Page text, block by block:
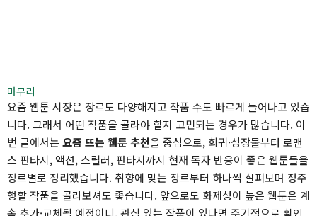
마무리
요즘 웹툰 시장은 장르도 다양해지고 작품 수도 빠르게 늘어나고 있습
니다. 그래서 어떤 작품을 골라야 할지 고민되는 경우가 많습니다. 이
번 글에서는 요즘 뜨는 웹툰 추천을 중심으로, 회귀·성장물부터 로맨
스 판타지, 액션, 스릴러, 판타지까지 현재 독자 반응이 좋은 웹툰들을
장르별로 정리했습니다. 취향에 맞는 장르부터 하나씩 살펴보며 정주
행할 작품을 골라보셔도 좋습니다. 앞으로도 화제성이 높은 웹툰은 계